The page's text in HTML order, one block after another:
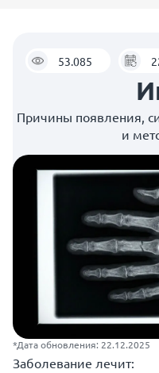
53.085
Причины появления,
и
*Дата обновления: 22.12.2025
Заболевание лечит: